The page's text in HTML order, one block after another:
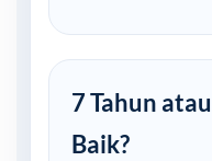
7 Tahun
Baik?